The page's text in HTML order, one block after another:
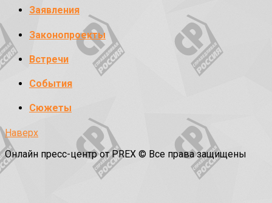
Заявления
Законопроекты
Встречи
События
Сюжеты
Наверх
Онлайн пресс-центр от PREX © Все права защищены